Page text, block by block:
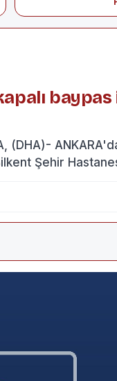
baypas
(DHA)-
Şehir